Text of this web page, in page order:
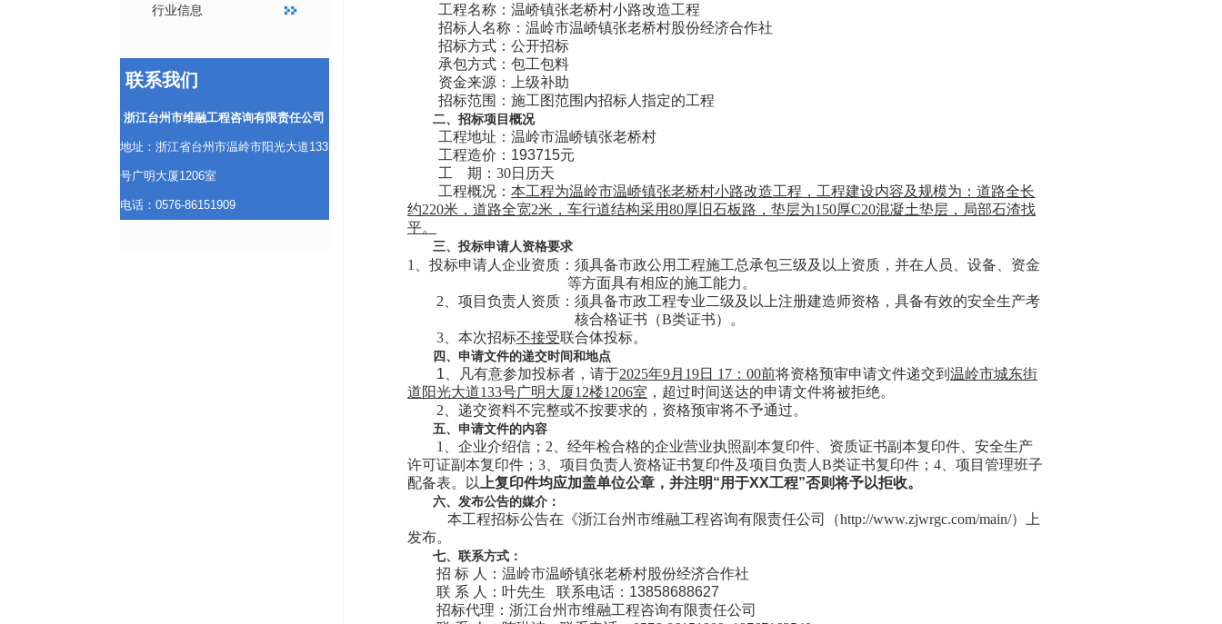
行业信息
联系我们
浙江台州市维融工程咨询有限责任公司
地址：浙江省台州市温岭市阳光大道133
号广明大厦1206室
电话：0576-86151909
工程名称：温峤镇张老桥村小路改造工程
招标人名称：温岭市温峤镇张老桥村股份经济合作社
招标方式：公开招标
承包方式：包工包料
资金来源：
上级补助
招标范围：施工图范围内招标 人指定的工程
二、招标项目概况
工程地址：温岭市温峤镇张老桥村
工程造价： 193715元
工
期：30日历天
工程概况：本工程为温岭市温峤镇张老桥村小路改造工程 ， 工程建设内容及规模为：道路全长
约220米，道路全宽2米，车行道结构采用80厚旧石板路，垫层为150厚C20混凝土垫层，局部石渣找
平。
三、投标申请人资格要求
1 、投标申请人企业资质： 须具备市政公用工程施工总承包三级及以上资质，并在人员、设备、资金
等方面具有相应的施工能力。
2 、项目负责人资质：须具备市政工程专业二级及以上注册建造师资格，具备有效的安全生产考
核合格证书（B类证书）。
3、本次招标不接受联合体投标。
四、申请文件的递交时间和地点
1、凡有意参加投标者 ， 请于2025年9月 19日 17 ： 00前将资格预审申请文件递交到 温岭市城东街
道阳光大道133号广明大厦12楼1206室 ，超过时间送达的申请文件将被拒绝。
2 、递交资料不完整或不按要求的，资格预审将不予通过。
五、申请文件的内容
1 、企业介绍信； 2 、经年检合格的企业营业执照副本复印件、资质证书副本复印件、安全生产
许可证副本复印件； 3 项目负责人资格证书复印件及项目负责人 B类证书复印件； 4 、项目管理班子
配备表。以
上复印件均应加盖单位公章，并注明“用于ХХ工程”否则将予以拒收。
六、 发布公告的媒介 ：
本工程招标公告在《浙江台州市维融工程咨询有限责任公司 （http://www.zjwrgc.com/main/）上
发布。
七、联系方式 ：
招 标 人： 温岭市温峤镇张老桥村股份经济合作社
联 系 人： 叶先生 联系电话： 13858688627
招标代理： 浙江台州市维融工程咨询有限责任公司